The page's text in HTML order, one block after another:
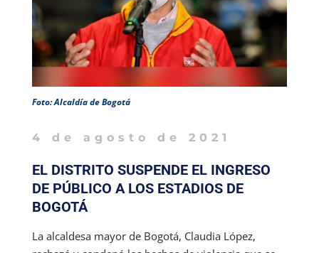
Foto: Alcaldía de Bogotá
4 de agosto de 2021
EL DISTRITO SUSPENDE EL INGRESO
DE PÚBLICO A LOS ESTADIOS DE
BOGOTÁ
La alcaldesa mayor de Bogotá, Claudia López,